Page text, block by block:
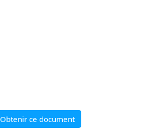
Obtenir ce document